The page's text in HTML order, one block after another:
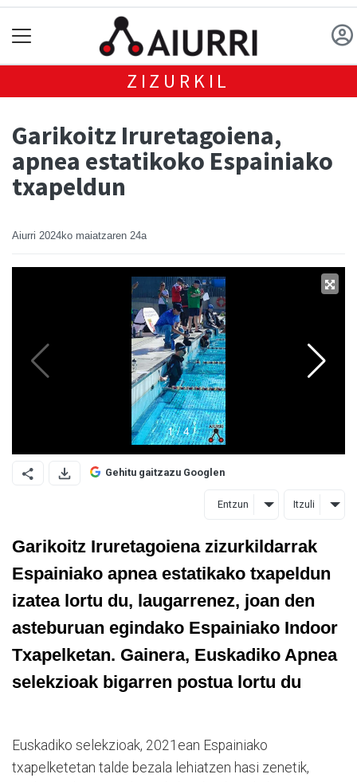
ZIZURKIL
Garikoitz Iruretagoiena,
apnea estatikoko Espainiako
txapeldun
Aiurri 2024ko maiatzaren 24a
Gehitu gaitzazu Googlen
Entzun Itzuli
Garikoitz Iruretagoiena zizurkildarrak
Espainiako apnea estatikako txapeldun
izatea lortu du, laugarrenez, joan den
asteburuan egindako Espainiako Indoor
Txapelketan. Gainera, Euskadiko Apnea
selekzioak bigarren postua lortu du
Euskadiko selekzioak, 2021ean Espainiako
txapelketetan talde bezala lehiatzen hasi zenetik,